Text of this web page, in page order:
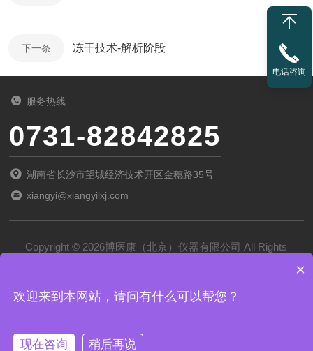
下一条 冻干技术-解析阶段
服务热线
0731-82842825
湖南省长沙市望城经济技术开区金穗路35号
xiangyi@xiangyilxj.com
Copyright © 2026博医康（北京）仪器有限公司 All Rights
电话咨询
×
欢迎来到本网站，请问有什么可以帮您？
现在咨询 稍后再说